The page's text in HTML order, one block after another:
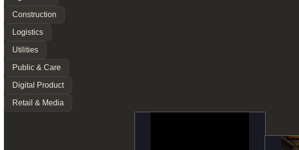
Construction
Logistics
Utilities
Public & Care
Digital Product
Retail & Media